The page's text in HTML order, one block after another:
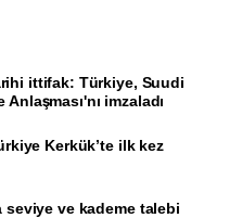
ittifak: Türkiye, Suudi
imzaladı
Kerkük’te ilk kez
seviye ve kademe talebi